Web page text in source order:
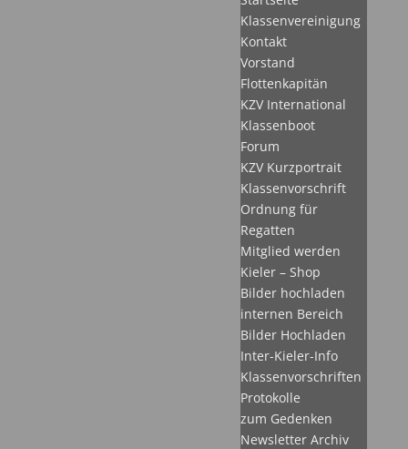
Klassenvereinigung
Kontakt
Vorstand
Flottenkapitän
KZV International
Klassenboot
Forum
KZV Kurzportrait
Klassenvorschrift
Ordnung für
Regatten
Mitglied werden
Kieler – Shop
Bilder hochladen
internen Bereich
Bilder Hochladen
Inter-Kieler-Info
Klassenvorschriften
Protokolle
zum Gedenken
Newsletter Archiv